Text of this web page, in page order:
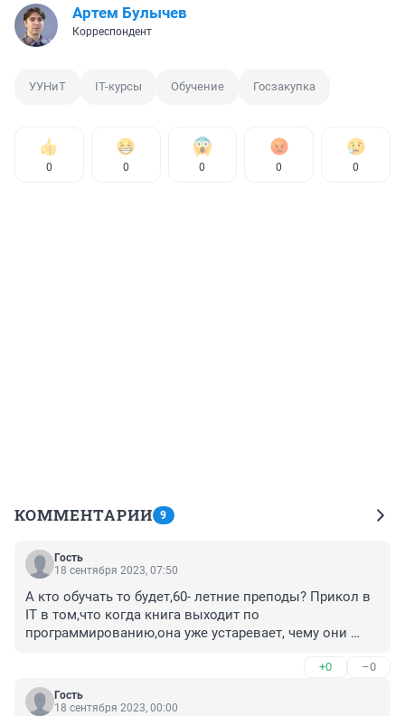
Артем Булычев
Корреспондент
УУНиТ IT-курсы Обучение Госзакупка
0 0 0 0 0
КОММЕНТАРИИ 9
Гость
18 сентября 2023, 07:50
А кто обучать то будет,60- летние преподы? Прикол в
IT в том,что когда книга выходит по
программированию,она уже устаревает, чему они
самообразование и четырехэтажная математика,если
хочешь нормальные деньги зарабатывать
+0 –0
Гость
18 сентября 2023, 00:00